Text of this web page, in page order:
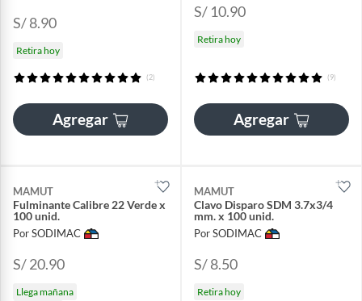
S/ 8.90
Retira hoy
(2)
Agregar
S/ 10.90
Retira hoy
(9)
Agregar
MAMUT
Fulminante Calibre 22 Verde x
100 unid.
Por SODIMAC
S/ 20.90
Llega mañana
MAMUT
Clavo Disparo SDM 3.7x3/4
mm. x 100 unid.
Por SODIMAC
S/ 8.50
Retira hoy